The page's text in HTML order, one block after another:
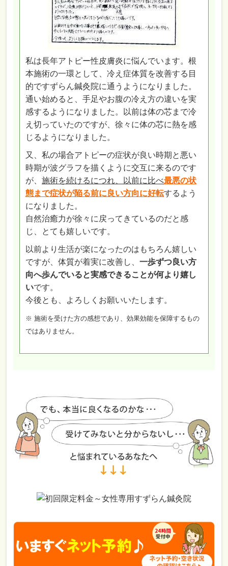
私は長年アトピー性皮膚炎に悩んでいます。根
本施術の一環として、冷え症体質を改善する目
的ですずらん鍼灸院に通うようになりました。
通い始めると、手足やお腹の冷え方の違いを実
感するようになりました。以前は体の芯まで冷
え切っていたのですが、徐々に体の芯に熱を感
じるようになりました。
又、私の場合アトピーの症状が良い時期と悪い
時期が波グラフを描くように交互に来るのです
が、施術を続けるにつれ、以前に比べ最悪の状
態まで症状が陥る前に良い方向に好転するよう
になりました。
自然治癒力が徐々に戻ってきているのだと感
じ、とても嬉しいです。
以前より生活が楽になったのはもちろん嬉しい
ですが、体質が着実に改善し、一歩ずつ良い方
向へ歩んでいると実感できることが何より嬉し
いです。
今後とも、よろしくお願いいたします。
※ 施術を受けた方の感想であり、効果効能を保障するもの
ではありません。